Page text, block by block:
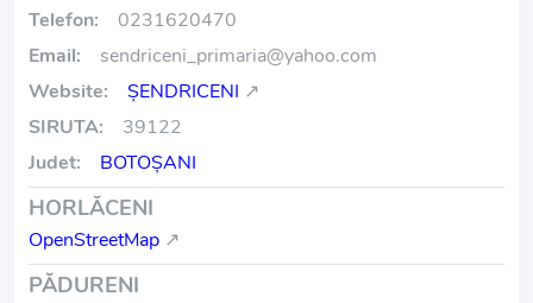
Telefon:
0231620470
Email:
sendriceni_primaria@yahoo.com
Website:
ŞENDRICENI ↗
SIRUTA:
39122
Judet:
BOTOŞANI
HORLĂCENI
OpenStreetMap ↗
PĂDURENI